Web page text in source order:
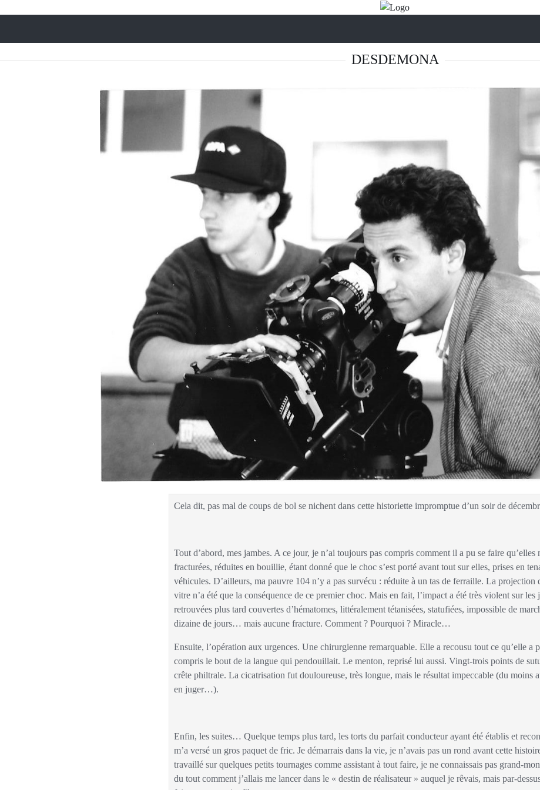
DESDEMONA
Cela dit, pas mal de coups de bol se nichent dans cette historiette impromptue d’un soir de
Tout d’abord, mes jambes. A ce jour, je n’ai toujours pas compris comment il a pu se faire qu’elles n’aient pas été
fracturées, réduites en bouillie, étant donné que le choc s’est porté avant tout sur elles, prises en
véhicules. D’ailleurs, ma pauvre 104 n’y a pas survécu : réduite à un tas de ferraille. La projection
vitre n’a été que la conséquence de ce premier choc. Mais en fait, l’impact a été très violent sur les
retrouvées plus tard couvertes d’hématomes, littéralement tétanisées, statufiées, impossible de
dizaine de jours… mais aucune fracture. Comment ? Pourquoi ? Miracle…
Ensuite, l’opération aux urgences. Une chirurgienne remarquable. Elle a recousu tout ce qu’elle a pu, tout en finesse, y
compris le bout de la langue qui pendouillait. Le menton, reprisé lui aussi. Vingt-trois points de
crête philtrale. La cicatrisation fut douloureuse, très longue, mais le résultat impeccable (du moins
en juger…).
Enfin, les suites… Quelque temps plus tard, les torts du parfait conducteur ayant été établis et reconnus, son assurance
m’a versé un gros paquet de fric. Je démarrais dans la vie, je n’avais pas un rond avant cette
travaillé sur quelques petits tournages comme assistant à tout faire, je ne connaissais pas grand-
du tout comment j’allais me lancer dans le « destin de réalisateur » auquel je rêvais, mais par-